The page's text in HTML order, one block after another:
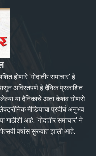
होणारे 'गोदातीर समाचार' हे
अविरतपणे हे दैनिक प्रकाशित
या दैनिकाचे आता केशव घोणसे
मीडियाचा प्रदीर्घ अनुभव
आहे. 'गोदातीर समाचार' ने
वर्षास सुरुवात झाली आहे.